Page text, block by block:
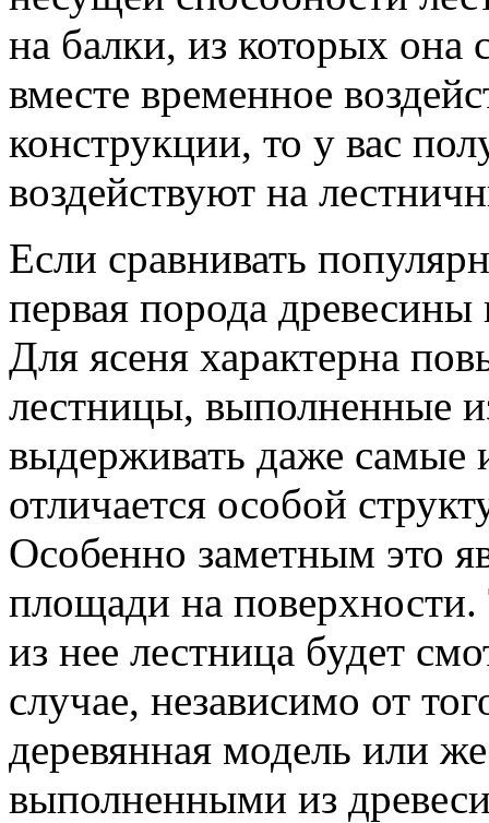
на балки, из которых она
вместе временное
конструкции, то у вас
воздействуют на
Если сравнивать
первая порода древесины
Для ясеня характерна
лестницы, выполненные
выдерживать даже самые
отличается особой
Особенно заметным это
площади на
из нее лестница будет
случае, независимо от
деревянная модель или
выполненными из